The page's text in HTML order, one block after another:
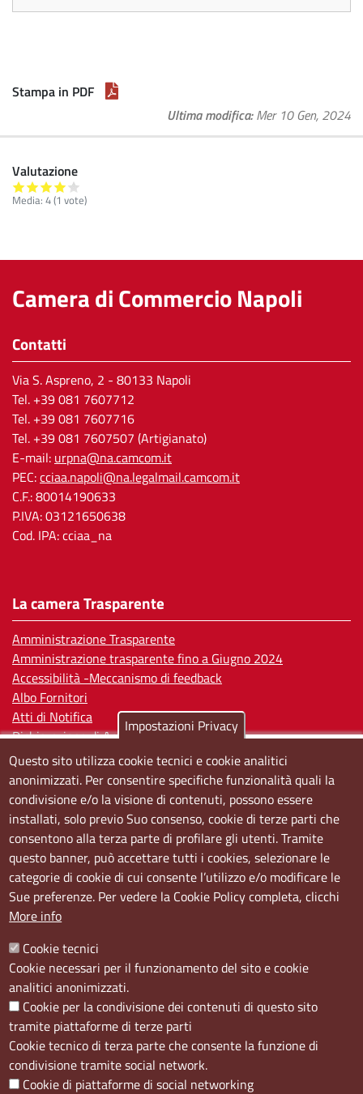
Stampa in PDF
Ultima modifica Mer 10 Gen, 2024
Valutazione
Media: 4(1 vote)
Camera di Commercio Napoli
Contatti
Via S. Aspreno, 2 - 80133 Napoli
Tel. +39 081 7607712
Tel. +39 081 7607716
Tel. +39 081 7607507 (Artigianato)
E-mail: urpna@na.camcom.it
PEC:cciaa.napoli@na.legalmail.camcom.it
C.F.: 80014190633
P.IVA: 03121650638
Cod. IPA: cciaa_na
La camera Trasparente
Amministrazione Trasparente
Amministrazione trasparente fino a Giugno 2024
Accessibilità -Meccanismo di feedback
Albo Fornitori
Atti di Notifica
Dichiarazione di Accessibilità
Sedi e orari
Sede Centrale:
Via S. Aspreno, 2, 80133 Napoli NA
Sede Secondaria:
Corso Meridionale, 58 80143 Napoli NA
Orari
Il venerdì dalle ore 8.50 alle ore 11.00
Social
Impostazioni Privacy
Questo sito utilizza cookie tecnici e cookie analitici
anonimizzati. Per consentire specifiche funzionalità quali la
condivisione e/o la visione di contenuti, possono essere
installati, solo previo Suo consenso, cookie di terze parti che
consentono alla terza parte di profilare gli utenti. Tramite
questo banner, può accettare tutti i cookies, selezionare le
categorie di cookie di cui consente l’utilizzo e/o modificare le
Sue preferenze. Per vedere la Cookie Policy completa, clicchi
More info
Cookie tecnici
Cookie necessari per il funzionamento del sito e cookie
analitici anonimizzati.
Cookie per la condivisione dei contenuti di questo sito
tramite piattaforme di terze parti
Cookie tecnico di terza parte che consente la funzione di
condivisione tramite social network.
Cookie di piattaforme di social networking